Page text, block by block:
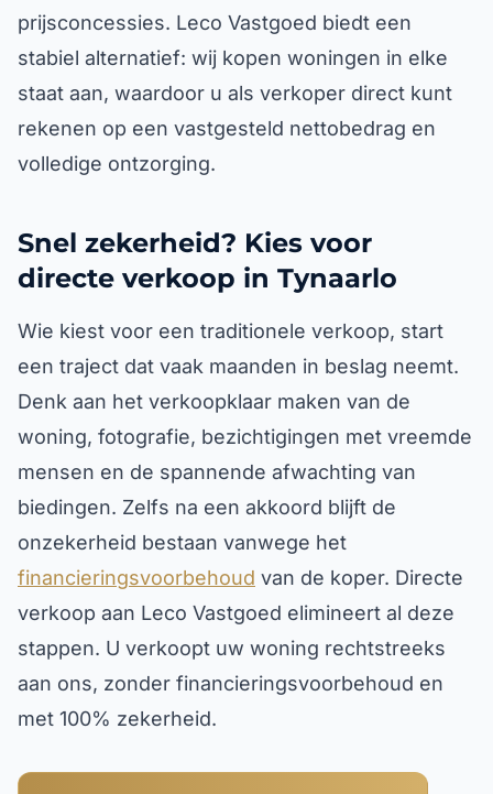
prijsconcessies. Leco Vastgoed biedt een
stabiel alternatief: wij kopen woningen in elke
staat aan, waardoor u als verkoper direct kunt
rekenen op een vastgesteld nettobedrag en
volledige ontzorging.
Snel zekerheid? Kies voor
directe verkoop in Tynaarlo
Wie kiest voor een traditionele verkoop, start
een traject dat vaak maanden in beslag neemt.
Denk aan het verkoopklaar maken van de
woning, fotografie, bezichtigingen met vreemde
mensen en de spannende afwachting van
biedingen. Zelfs na een akkoord blijft de
onzekerheid bestaan vanwege het
financieringsvoorbehoud van de koper. Directe
verkoop aan Leco Vastgoed elimineert al deze
stappen. U verkoopt uw woning rechtstreeks
aan ons, zonder financieringsvoorbehoud en
met 100% zekerheid.